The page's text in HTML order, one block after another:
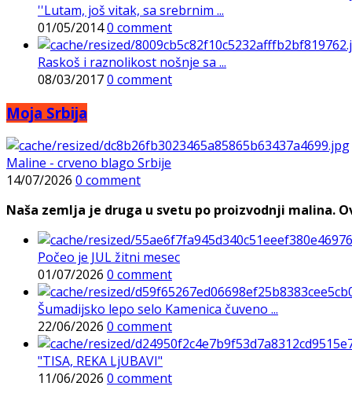
''Lutam, još vitak, sa srebrnim ...
01/05/20140 comment
Raskoš i raznolikost nošnje sa ...
08/03/20170 comment
Moja Srbija
Maline - crveno blago Srbije
14/07/2026 0 comment
Naša zemlja je druga u svetu po proizvodnji malina.
Počeo je JUL žitni mesec
01/07/2026 0 comment
Šumadijsko lepo selo Kamenica čuveno ...
22/06/2026 0 comment
"TISA, REKA LjUBAVI"
11/06/2026 0 comment